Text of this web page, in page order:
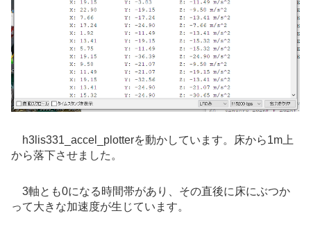
h3lis331_accel_plotterを動かしています。
床から1m上
から落下させました。
3軸とも0になる時間帯があり、その直後に床にぶつか
って大きな加速度が生じています。